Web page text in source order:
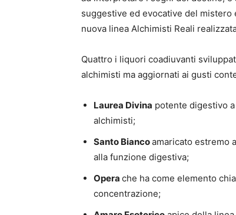
suggestive ed evocative del
nuova linea Alchimisti Reali
Quattro i liquori coadiuvanti
alchimisti ma aggiornati ai gusti
Laurea Divina potente digestivo
alchimisti;
Santo Biancoamaricato estremo
alla funzione digestiva;
Opera che ha come elemento
concentrazione;